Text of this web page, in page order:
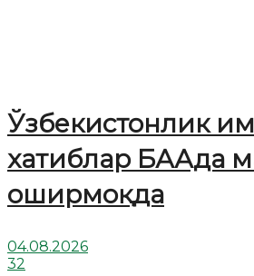
Ўзбекистонлик
хатиблар БААда
оширмоқда
04.08.2026
32